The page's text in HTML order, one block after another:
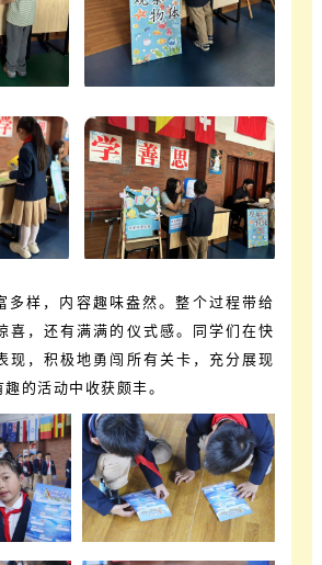
多样，内容趣味盎然。整个过程带给
喜，还有满满的仪式感。同学们在快
现，积极地勇闯所有关卡，充分展现
的活动中收获颇丰。